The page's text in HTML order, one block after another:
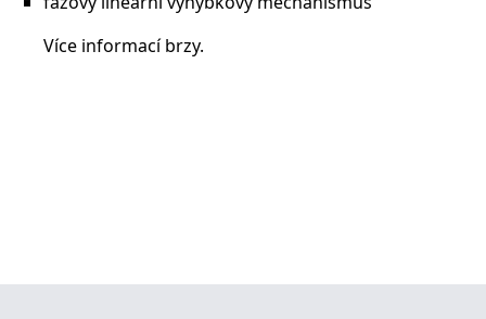
Více informací brzy.